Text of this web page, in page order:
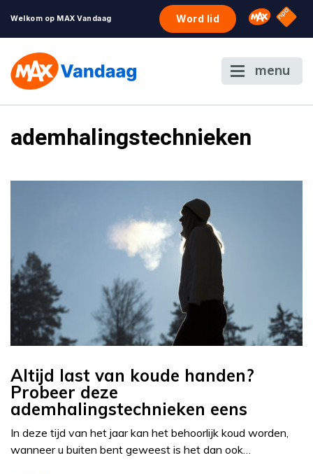
Welkom op MAX Vandaag Word lid Omroep
NPO
menu
ademhalingstechnieken
Altijd last van koude handen?
Probeer deze
ademhalingstechnieken eens
In deze tijd van het jaar kan het behoorlijk koud worden,
wanneer u buiten bent geweest is het dan ook…